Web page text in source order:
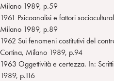
Milano 1989, p.59
1961 Psicoanalisi e fattori
Milano 1989, p.89
1962 Sui fenomeni costitutivi del
Cortina, Milano 1989, p.94
1963 Oggettività e certezza. In:
1989, p.116